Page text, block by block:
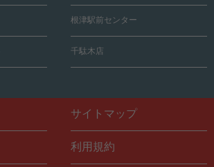
根津駅前センター
千駄木店
サイトマップ
利用規約